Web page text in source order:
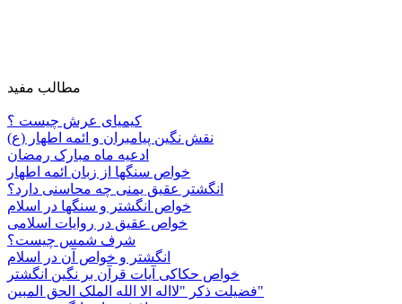
مطالب مفید
کیمیای عرش چیست ؟
نقش نگین پیامبران و ائمه اطهار (ع)
ادعیه ماه مبارک رمضان
خواص سنگها از زبان ائمه اطهار
انگشتر عقیق یمنی چه محاسنی دارد؟
خواص انگشتر و سنگها در اسلام
خواص عقیق در روایات اسلامی
شرف شمس چیست؟
انگشتر و خواص آن در اسلام
خواص حکاکی آیات قرآن بر نگین انگشتر
فضیلت ذکر "لااله الا الله الملک الحق المبین"